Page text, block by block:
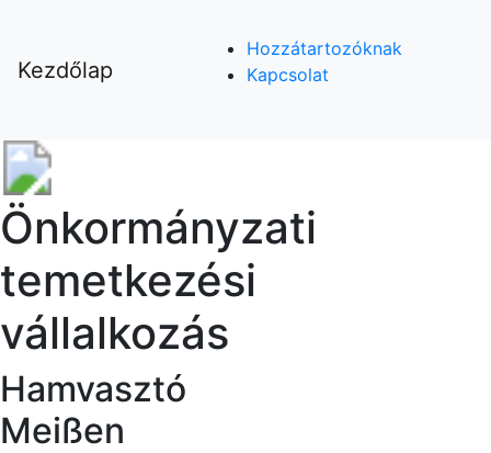
Kezdőlap
Hozzátartozóknak
Kapcsolat
Önkormányzati
temetkezési
vállalkozás
Hamvasztó
Meißen